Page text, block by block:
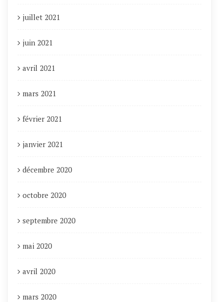
juillet 2021
juin 2021
avril 2021
mars 2021
février 2021
janvier 2021
décembre 2020
octobre 2020
septembre 2020
mai 2020
avril 2020
mars 2020